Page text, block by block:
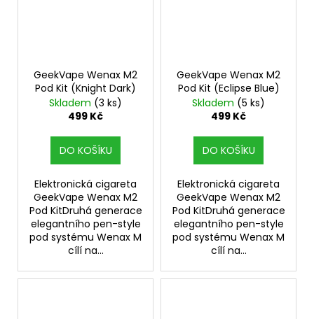
GeekVape Wenax M2
Pod Kit (Knight Dark)
Skladem (3 ks)
499 Kč
DO KOŠÍKU
Elektronická cigareta
GeekVape Wenax M2
Pod KitDruhá generace
elegantního pen-style
pod systému Wenax M
cílí na...
GeekVape Wenax M2
Pod Kit (Eclipse Blue)
Skladem (5 ks)
499 Kč
DO KOŠÍKU
Elektronická cigareta
GeekVape Wenax M2
Pod KitDruhá generace
elegantního pen-style
pod systému Wenax M
cílí na...